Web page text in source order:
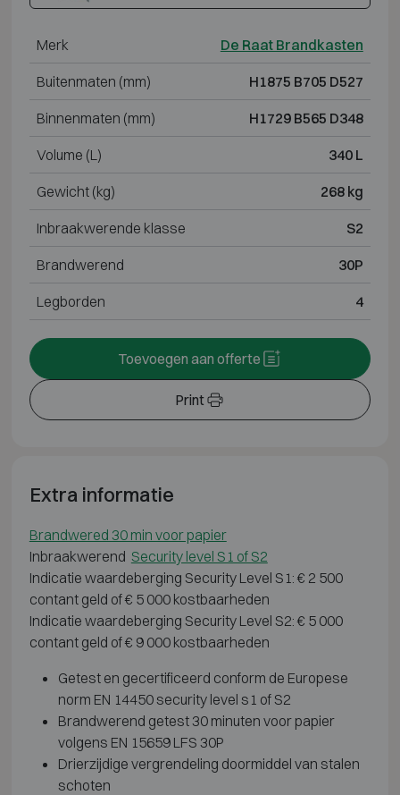
Merk De Raat Brandkasten
Buitenmaten (mm) H1875 B705 D527
Binnenmaten (mm) H1729 B565 D348
Volume (L) 340 L
Gewicht (kg) 268 kg
Inbraakwerende klasse S2
Brandwerend 30P
Legborden 4
Print
Toevoegen aan offerte
Extra informatie
Brandwered 30 min voor papier
Inbraakwerend Security level S1 of S2
Indicatie waardeberging Security Level S1: € 2 500
contant geld of € 5 000 kostbaarheden
Indicatie waardeberging Security Level S2: € 5 000
contant geld of € 9 000 kostbaarheden
Getest en gecertificeerd conform de Europese
norm EN 14450 security level s1 of S2
Brandwerend getest 30 minuten voor papier
volgens EN 15659 LFS 30P
Drierzijdige vergrendeling doormiddel van stalen
schoten